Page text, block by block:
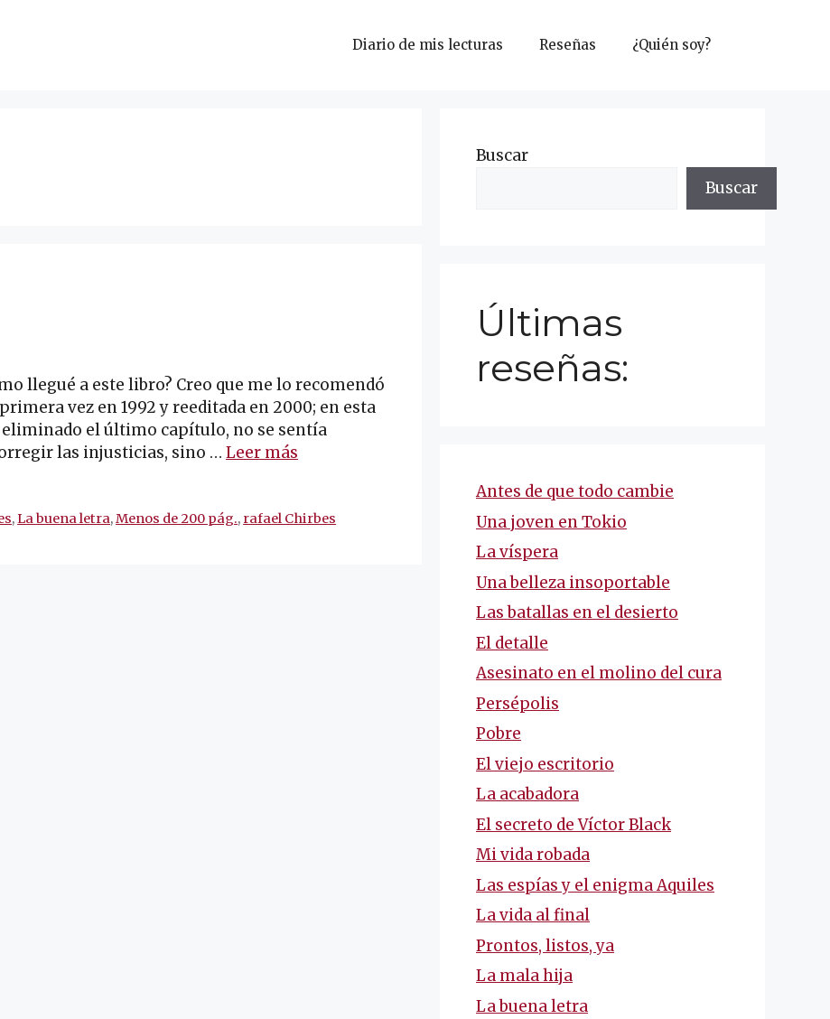
Diario de mis lecturas Reseñas ¿Quién soy?
llegué a este libro? Creo que me lo recomendó
vez en 1992 y reeditada en 2000; en esta
el último capítulo, no se sentía
las injusticias, sino … Leer más
,La buena letra,Menos de 200 pág., rafael Chirbes
Buscar
Buscar
Últimas
reseñas:
Antes de que todo cambie
Una joven en Tokio
La víspera
Una belleza insoportable
Las batallas en el desierto
El detalle
Asesinato en el molino del cura
Persépolis
Pobre
El viejo escritorio
La acabadora
El secreto de Víctor Black
Mi vida robada
Las espías y el enigma Aquiles
La vida al final
Prontos, listos, ya
La mala hija
La buena letra